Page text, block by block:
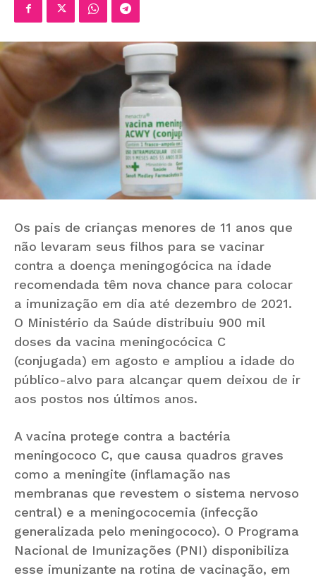
Os pais de crianças menores de 11 anos que
não levaram seus filhos para se vacinar
contra a doença meningogócica na idade
recomendada têm nova chance para colocar
a imunização em dia até dezembro de 2021.
O Ministério da Saúde distribuiu 900 mil
doses da vacina meningocócica C
(conjugada) em agosto e ampliou a idade do
público-alvo para alcançar quem deixou de ir
aos postos nos últimos anos.
A vacina protege contra a bactéria
meningococo C, que causa quadros graves
como a meningite (inflamação nas
membranas que revestem o sistema nervoso
central) e a meningococemia (infecção
generalizada pelo meningococo). O Programa
Nacional de Imunizações (PNI) disponibiliza
esse imunizante na rotina de vacinação, em